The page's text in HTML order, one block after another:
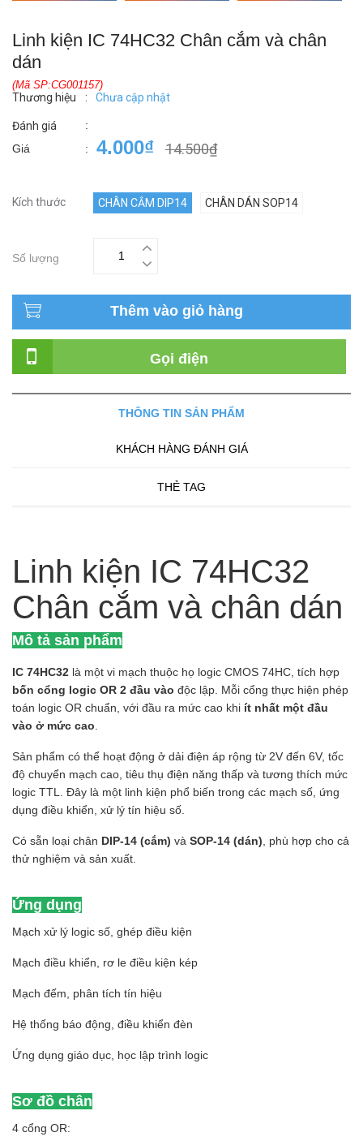
Linh kiện IC 74HC32 Chân cắm và chân
dán
(Mã SP:CG001157)
Thương hiệu : Chưa cập nhật
Đánh giá
:
Giá
: 4.000₫ 14.500₫
Kích thước CHÂN CẮM DIP14 CHÂN DÁN SOP14
Số lượng
Thêm vào giỏ hàng
Gọi điện
THÔNG TIN SẢN PHẨM
KHÁCH HÀNG ĐÁNH GIÁ
THẺ TAG
Linh kiện IC 74HC32
Chân cắm và chân dán
Mô tả sản phẩm
IC 74HC32 là một vi mạch thuộc họ logic CMOS 74HC, tích hợp
bốn cổng logic OR 2 đầu vào độc lập. Mỗi cổng thực hiện phép
toán logic OR chuẩn, với đầu ra mức cao khi ít nhất một đầu
vào ở mức cao
Sản phẩm có thể hoạt động ở dải điện áp rộng từ 2V đến 6V, tốc
độ chuyển mạch cao, tiêu thụ điện năng thấp và tương thích mức
logic TTL. Đây là một linh kiện phổ biến trong các mạch số, ứng
dụng điều khiển, xử lý tín hiệu số.
Có sẵn loại chân DIP-14 (cắm) và SOP-14 (dán) , phù hợp cho cả
thử nghiệm và sản xuất.
Ứng dụng
Mạch xử lý logic số, ghép điều kiện
Mạch điều khiển, rơ le điều kiện kép
Mạch đếm, phân tích tín hiệu
Hệ thống báo động, điều khiển đèn
Ứng dụng giáo dục, học lập trình logic
Sơ đồ chân
4 cổng OR: